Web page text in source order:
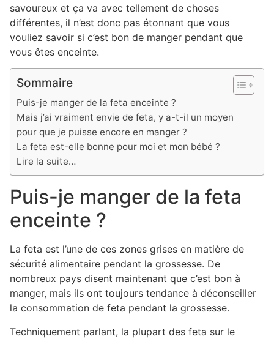
savoureux et ça va avec tellement de choses
différentes, il n’est donc pas étonnant que vous
vouliez savoir si c’est bon de manger pendant que
vous êtes enceinte.
Sommaire
Puis-je manger de la feta enceinte ?
Mais j’ai vraiment envie de feta, y a-t-il un moyen
pour que je puisse encore en manger ?
La feta est-elle bonne pour moi et mon bébé ?
Lire la suite…
Puis-je manger de la feta
enceinte ?
La feta est l’une de ces zones grises en matière de
sécurité alimentaire pendant la grossesse. De
nombreux pays disent maintenant que c’est bon à
manger, mais ils ont toujours tendance à déconseiller
la consommation de feta pendant la grossesse.
Techniquement parlant, la plupart des feta sur le